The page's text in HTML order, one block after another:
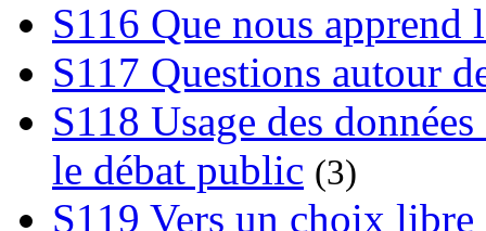
S116 Que nous apprend
S117 Questions autour
S118 Usage des
le débat public (3)
S119 Vers un choix